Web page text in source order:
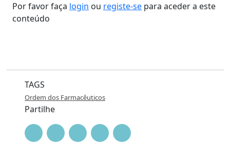
Por favor faça login ou registe-se para aceder a este
conteúdo
TAGS
Ordem dos Farmacêuticos
Partilhe